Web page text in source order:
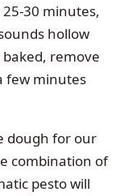
30 minutes,
hollow
remove
few minutes
dough for our
combination of
pesto will